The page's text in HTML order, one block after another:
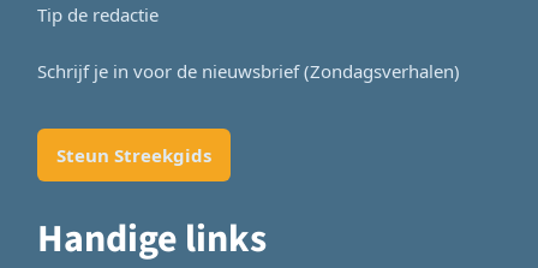
Tip de redactie
Schrijf je in voor de nieuwsbrief (Zondagsverhalen)
Steun Streekgids
Handige links